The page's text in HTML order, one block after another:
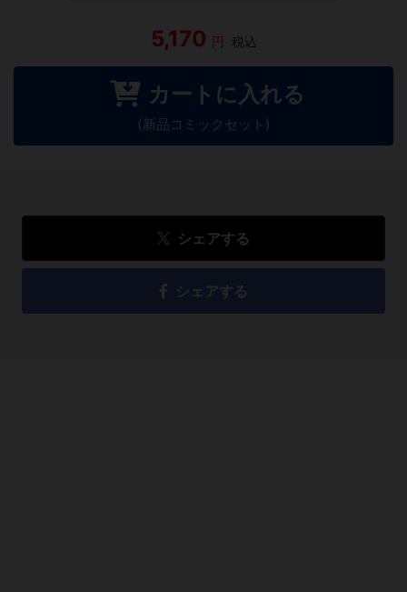
5,170 円 税込
カートに入れる
(新品コミックセット)
シェアする
シェアする